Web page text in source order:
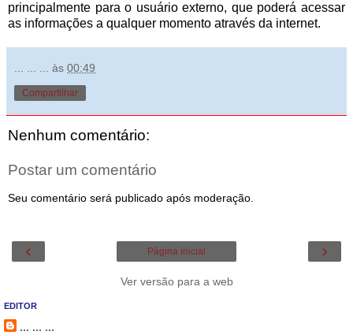
principalmente para o usuário externo, que poderá acessar
as informações a qualquer momento através da internet.
às 00:49
Compartilhar
Nenhum comentário:
Postar um comentário
Seu comentário será publicado após moderação.
‹ ›
Página inicial
Ver versão para a web
EDITOR
... ... ...